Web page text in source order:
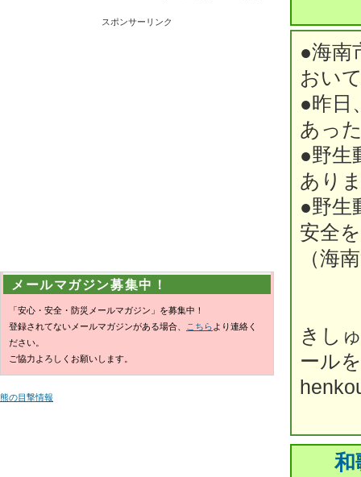
●海南
おい
●昨日
あっ
●野生
あり
●野生
安全
（海
きし
ール
和
スポンサーリンク
メールマガジン募集中！
「安心・安全・防災メールマガジン」を募集中！
登録されてないメールマガジンがある場合、
こちら より連絡く
ださい。
ご協力よろしくお願いします。
熊の目撃情報